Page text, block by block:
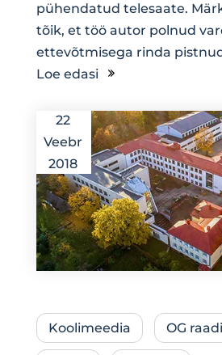
pühendatud telesaate.
tõik, et töö autor polnud
ettevõtmisega rinda
Loe edasi
22
Veebr
2018
Koolimeedia OG